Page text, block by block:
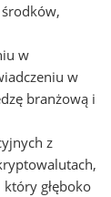
w
w
branżową i
z
głęboko